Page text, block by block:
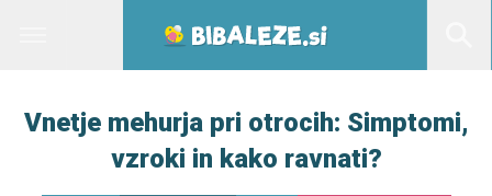
Vnetje mehurja pri otrocih: Simptomi,
vzroki in kako ravnati?